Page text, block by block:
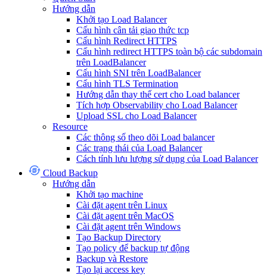
Hướng dẫn
Khởi tạo Load Balancer
Cấu hình cân tải giao thức tcp
Cấu hình Redirect HTTPS
Cấu hình redirect HTTPS toàn bộ các subdomain
trên LoadBalancer
Cấu hình SNI trên LoadBalancer
Cấu hình TLS Termination
Hướng dẫn thay thế cert cho Load balancer
Tích hợp Observability cho Load Balancer
Upload SSL cho Load Balancer
Resource
Các thông số theo dõi Load balancer
Các trạng thái của Load Balancer
Cách tính lưu lượng sử dụng của Load Balancer
Cloud Backup
Hướng dẫn
Khởi tạo machine
Cài đặt agent trên Linux
Cài đặt agent trên MacOS
Cài đặt agent trên Windows
Tạo Backup Directory
Tạo policy để backup tự động
Backup và Restore
Tạo lại access key